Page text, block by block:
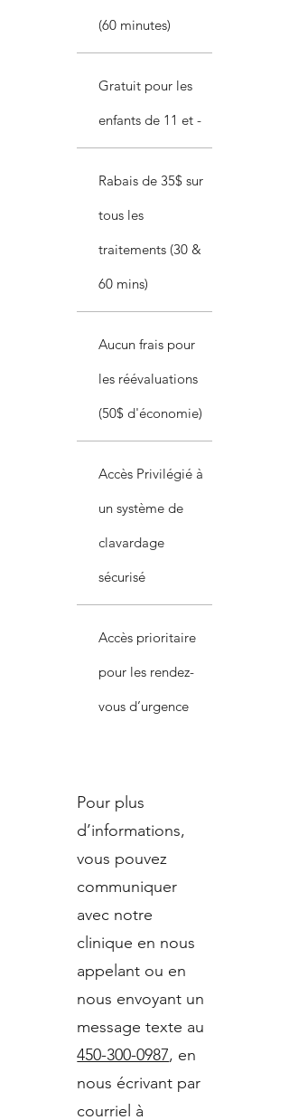
Pour plus
d’informations,
vous pouvez
communiquer
avec notre
clinique en nous
appelant ou en
nous envoyant un
message texte au
450-300-0987, en
nous écrivant par
courriel à
(60 minutes)
Gratuit pour les
enfants de 11 et -
Rabais de 35$ sur
tous les
traitements (30 &
60 mins)
Aucun frais pour
les réévaluations
(50$ d'économie)
Accès Privilégié à
un système de
clavardage
sécurisé
Accès prioritaire
pour les rendez-
vous d’urgence